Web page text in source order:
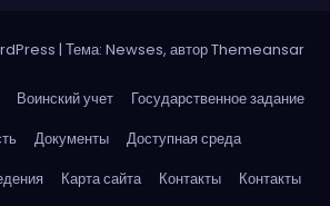
| Тема: Newses, авторThemeansar
Воинский учет
Государственное задание
Документы
Доступная среда
Карта сайта Контакты
Контакты